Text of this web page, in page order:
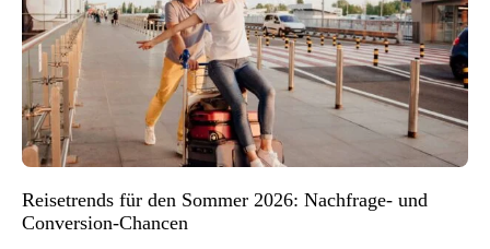
Reisetrends für den Sommer 2026: Nachfrage- und
Conversion-Chancen